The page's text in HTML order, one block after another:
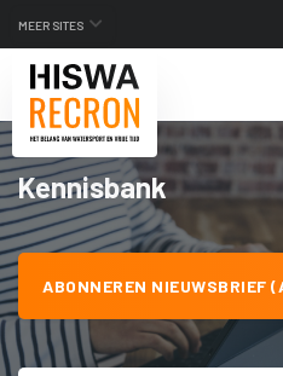
MEER SITES
Kennisbank
ABONNEREN NIEUWSBRIEF